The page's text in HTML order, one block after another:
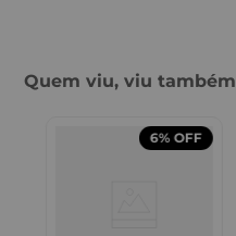
Quem viu, viu também
6% OFF